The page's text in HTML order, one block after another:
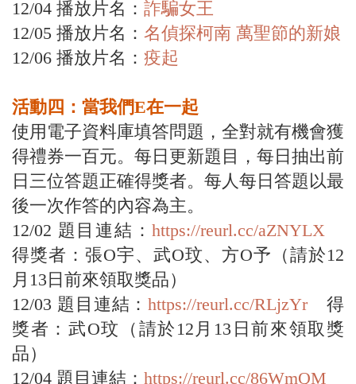
12/04 播放片名： 詐騙女王
12/05 播放片名： 名偵探柯南 萬聖節的新娘
12/06 播放片名： 疫起
活動四：當我們E在一起
使用電子資料庫填答問題，全對就有機會獲
得禮券一百元。每日更新題目，每日抽出前
日三位答題正確得獎者。每人每日答題以最
後一次作答的內容為主。
12/02 題目連結：https://reurl.cc/aZNYLX
得獎者：張O宇、武O玟、方O予（請於12
月13日前來領取獎品）
12/03 題目連結：https://reurl.cc/RLjzYr得
獎者：武O玟（請於12月13日前來領取獎
品）
12/04 題目連結： https://reurl.cc/86WmQM